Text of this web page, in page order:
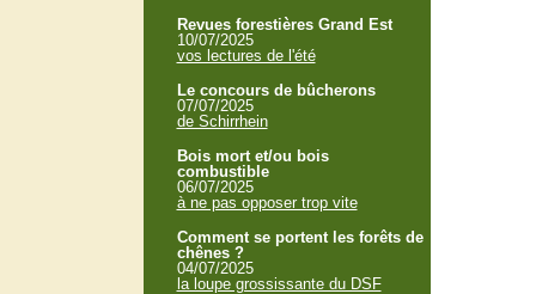
Revues forestières Grand Est
10/07/2025
vos lectures de l'été
Le concours de bûcherons
07/07/2025
de Schirrhein
Bois mort et/ou bois
combustible
06/07/2025
à ne pas opposer trop vite
Comment se portent les forêts de
chênes ?
04/07/2025
la loupe grossissante du DSF